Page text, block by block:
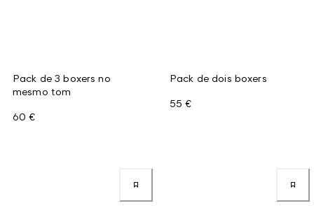
Pack de 3 boxers no
mesmo tom
60 €
Pack de dois boxers
55 €